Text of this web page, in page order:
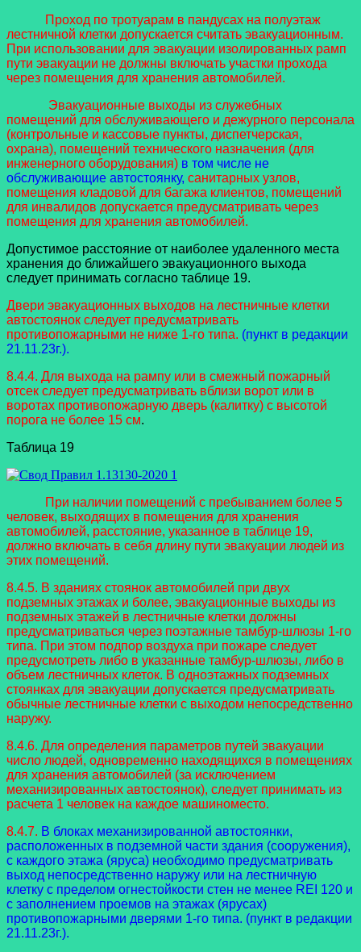
Проход по тротуарам в пандусах на полуэтаж
лестничной клетки допускается считать эвакуационным.
При использовании для эвакуации изолированных рамп
пути эвакуации не должны включать участки прохода
через помещения для хранения автомобилей.
Эвакуационные выходы из служебных
помещений для обслуживающего и дежурного персонала
(контрольные и кассовые пункты, диспетчерская,
охрана), помещений технического назначения (для
инженерного оборудования) в том числе не
обслуживающие автостоянку, санитарных узлов,
помещения кладовой для багажа клиентов, помещений
для инвалидов допускается предусматривать через
помещения для хранения автомобилей.
Допустимое расстояние от наиболее удаленного места
хранения до ближайшего эвакуационного выхода
следует принимать согласно таблице 19.
Двери эвакуационных выходов на лестничные клетки
автостоянок следует предусматривать
противопожарными не ниже 1-го типа. (пункт в редакции
21.11.23г.).
8.4.4. Для выхода на рампу или в смежный пожарный
отсек следует предусматривать вблизи ворот или в
воротах противопожарную дверь (калитку) с высотой
порога не более 15 см.
Таблица 19
При наличии помещений с пребыванием более 5
человек, выходящих в помещения для хранения
автомобилей, расстояние, указанное в таблице 19,
должно включать в себя длину пути эвакуации людей из
этих помещений.
8.4.5. В зданиях стоянок автомобилей при двух
подземных этажах и более, эвакуационные выходы из
подземных этажей в лестничные клетки должны
предусматриваться через поэтажные тамбур-шлюзы 1-го
типа. При этом подпор воздуха при пожаре следует
предусмотреть либо в указанные тамбур-шлюзы, либо в
объем лестничных клеток. В одноэтажных подземных
стоянках для эвакуации допускается предусматривать
обычные лестничные клетки с выходом непосредственно
наружу.
8.4.6. Для определения параметров путей эвакуации
число людей, одновременно находящихся в помещениях
для хранения автомобилей (за исключением
механизированных автостоянок), следует принимать из
расчета 1 человек на каждое машиноместо.
8.4.7. В блоках механизированной автостоянки,
расположенных в подземной части здания (сооружения),
с каждого этажа (яруса) необходимо предусматривать
выход непосредственно наружу или на лестничную
клетку с пределом огнестойкости стен не менее REI 120 и
с заполнением проемов на этажах (ярусах)
противопожарными дверями 1-го типа. (пункт в редакции
21.11.23г.).